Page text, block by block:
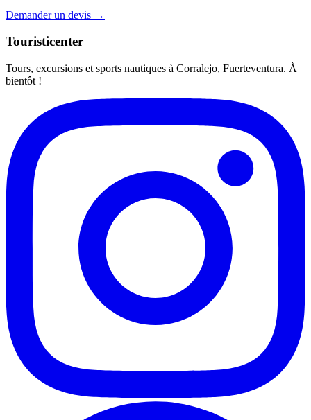
Demander un devis →
Touristicenter
Tours, excursions et sports nautiques à Corralejo, Fuerteventura. À
bientôt !